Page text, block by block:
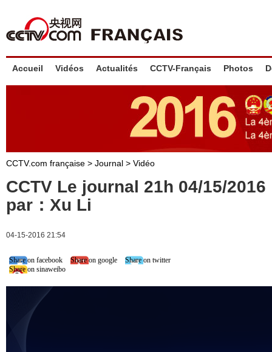
Accueil Vidéos Actualités CCTV-Français Photos
CCTV.com française > Journal > Vidéo
CCTV Le journal 21h 04/15/
par：Xu Li
04-15-2016 21:54
Share on facebook Share on google
Share on twitter
Share on sinaweibo